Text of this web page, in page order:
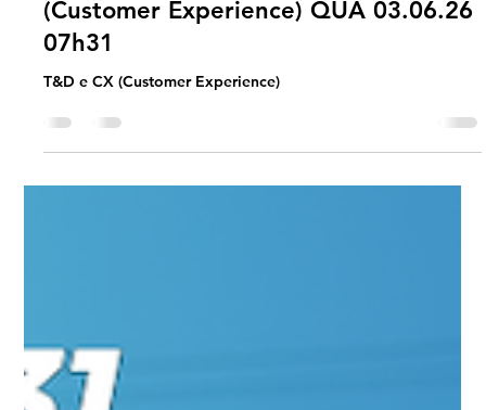
Jornada Agil
(Customer Experience) QUA 03.06.26
07h31